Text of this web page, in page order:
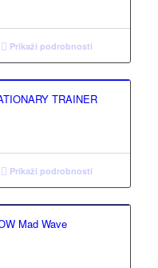
Prikaži podrobnosti
TRAINER
Prikaži podrobnosti
Mad Wave